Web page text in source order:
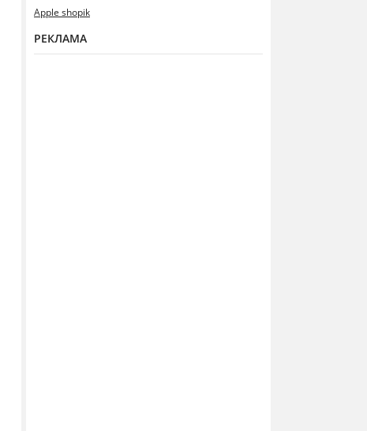
Apple shopik
РЕКЛАМА